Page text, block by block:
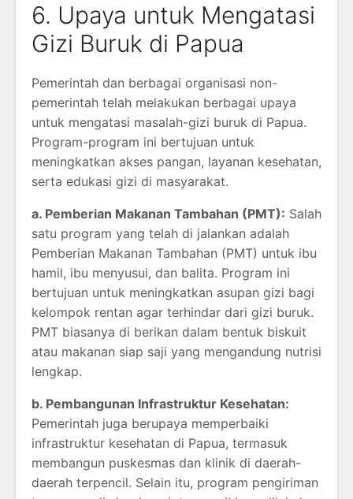
6. Upaya untuk Mengatasi
Gizi Buruk di Papua
Pemerintah dan berbagai organisasi non-
pemerintah telah melakukan berbagai upaya
untuk mengatasi masalah-gizi buruk di Papua.
Program-program ini bertujuan untuk
meningkatkan akses pangan, layanan kesehatan,
serta edukasi gizi di masyarakat.
a. Pemberian Makanan Tambahan (PMT): Salah
satu program yang telah di jalankan adalah
Pemberian Makanan Tambahan (PMT) untuk ibu
hamil, ibu menyusui, dan balita. Program ini
bertujuan untuk meningkatkan asupan gizi bagi
kelompok rentan agar terhindar dari gizi buruk.
PMT biasanya di berikan dalam bentuk biskuit
atau makanan siap saji yang mengandung nutrisi
lengkap.
b. Pembangunan Infrastruktur Kesehatan:
Pemerintah juga berupaya memperbaiki
infrastruktur kesehatan di Papua, termasuk
membangun puskesmas dan klinik di daerah-
daerah terpencil. Selain itu, program pengiriman